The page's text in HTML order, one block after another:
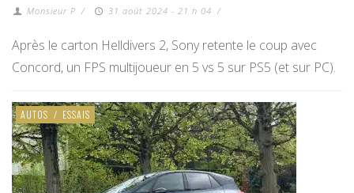
Monsieur P / 31 août 2024 - 21 h 04 /
Après le carton Helldivers 2, Sony retente le coup avec
Concord, un FPS multijoueur en 5 vs 5 sur PS5 (et sur PC).
AUTOS / ESSAIS